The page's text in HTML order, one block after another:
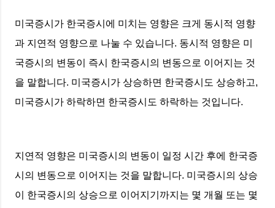
미국증시가 한국증시에 미치는 영향은 크게 동시적 영향
과 지연적 영향으로 나눌 수 있습니다. 동시적 영향은 미
국증시의 변동이 즉시 한국증시의 변동으로 이어지는 것
을 말합니다. 미국증시가 상승하면 한국증시도 상승하고,
미국증시가 하락하면 한국증시도 하락하는 것입니다.
지연적 영향은 미국증시의 변동이 일정 시간 후에 한국증
시의 변동으로 이어지는 것을 말합니다. 미국증시의 상승
이 한국증시의 상승으로 이어지기까지는 몇 개월 또는 몇